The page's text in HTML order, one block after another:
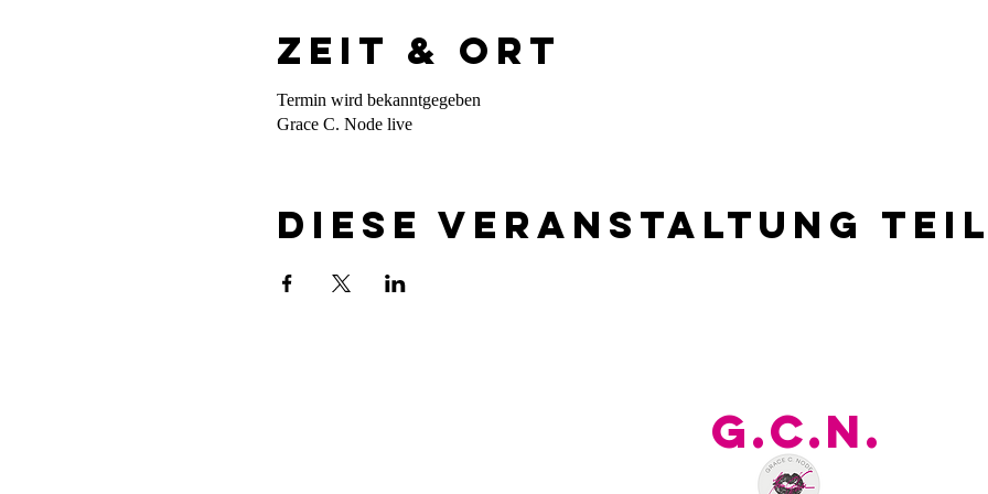
Zeit & Ort
Termin wird bekanntgegeben
Grace C. Node live
Diese Veranstaltung
G.C.N.